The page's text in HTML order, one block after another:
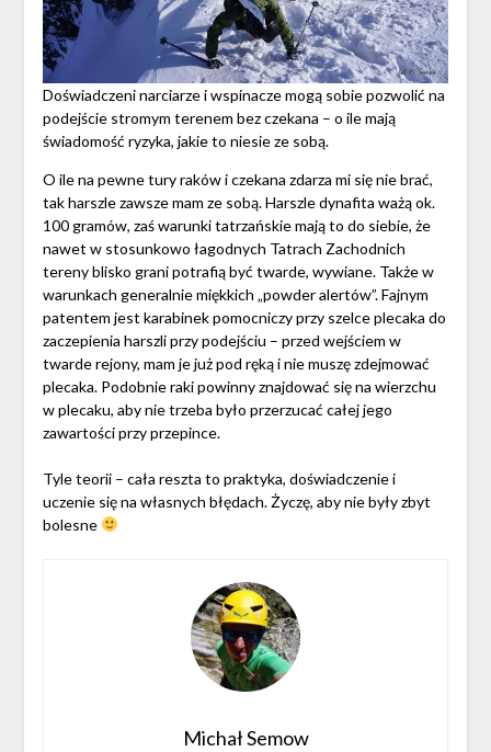
Doświadczeni narciarze i wspinacze mogą sobie pozwolić na
podejście stromym terenem bez czekana – o ile mają
świadomość ryzyka, jakie to niesie ze sobą.
O ile na pewne tury raków i czekana zdarza mi się nie brać,
tak harszle zawsze mam ze sobą. Harszle dynafita ważą ok.
100 gramów, zaś warunki tatrzańskie mają to do siebie, że
nawet w stosunkowo łagodnych Tatrach Zachodnich
tereny blisko grani potrafią być twarde, wywiane. Także w
warunkach generalnie miękkich „powder alertów”. Fajnym
patentem jest karabinek pomocniczy przy szelce plecaka do
zaczepienia harszli przy podejściu – przed wejściem w
twarde rejony, mam je już pod ręką i nie muszę zdejmować
plecaka. Podobnie raki powinny znajdować się na wierzchu
w plecaku, aby nie trzeba było przerzucać całej jego
zawartości przy przepince.
Tyle teorii – cała reszta to praktyka, doświadczenie i
uczenie się na własnych błędach. Życzę, aby nie były zbyt
bolesne
Michał Semow